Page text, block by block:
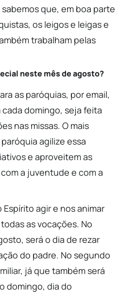
que, em boa parte
os leigos e leigas e
trabalham pelas
neste mês de agosto?
as paróquias, por email,
domingo, seja feita
nas missas. O mais
agilize essa
e aproveitem as
a juventude e com a
agir e nos animar
as vocações. No
será o dia de rezar
do padre. No segundo
já que também será
domingo, dia do